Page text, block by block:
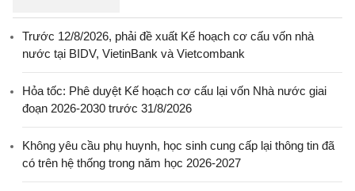
Trước 12/8/2026, phải đề xuất Kế hoạch cơ cấu vốn nhà
nước tại BIDV, VietinBank và Vietcombank
Hỏa tốc: Phê duyệt Kế hoạch cơ cấu lại vốn Nhà nước giai
đoạn 2026-2030 trước 31/8/2026
Không yêu cầu phụ huynh, học sinh cung cấp lại thông tin đã
có trên hệ thống trong năm học 2026-2027